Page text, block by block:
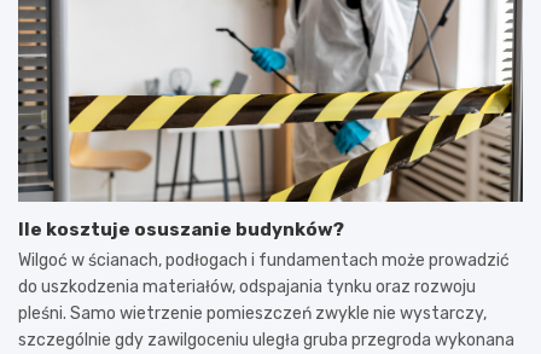
Ile kosztuje osuszanie budynków?
Wilgoć w ścianach, podłogach i fundamentach może prowadzić
do uszkodzenia materiałów, odspajania tynku oraz rozwoju
pleśni. Samo wietrzenie pomieszczeń zwykle nie wystarczy,
szczególnie gdy zawilgoceniu uległa gruba przegroda wykonana